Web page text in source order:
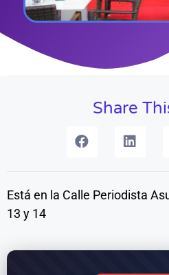
Share
Está en la Calle Periodista
13 y 14